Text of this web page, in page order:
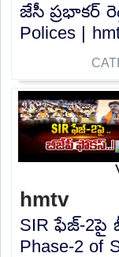
జేసీ ప్రభాకర్
Polices |
hmtv
SIR ఫేజ్-2పై
Phase-2 of